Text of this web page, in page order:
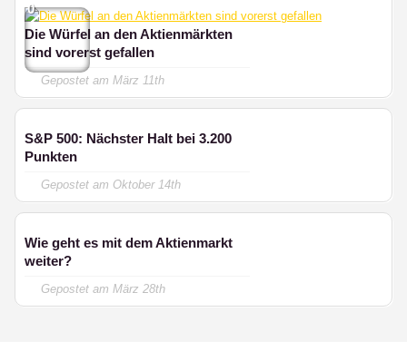
0
Die Würfel an den Aktienmärkten
sind vorerst gefallen
Gepostet am März 11th
S&P 500: Nächster Halt bei 3.200
Punkten
Gepostet am Oktober 14th
Wie geht es mit dem Aktienmarkt
weiter?
Gepostet am März 28th